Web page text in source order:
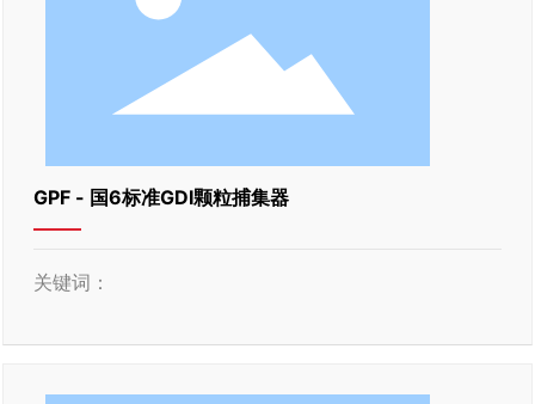
GPF - 国6标准GDI颗粒捕集器
关键词：